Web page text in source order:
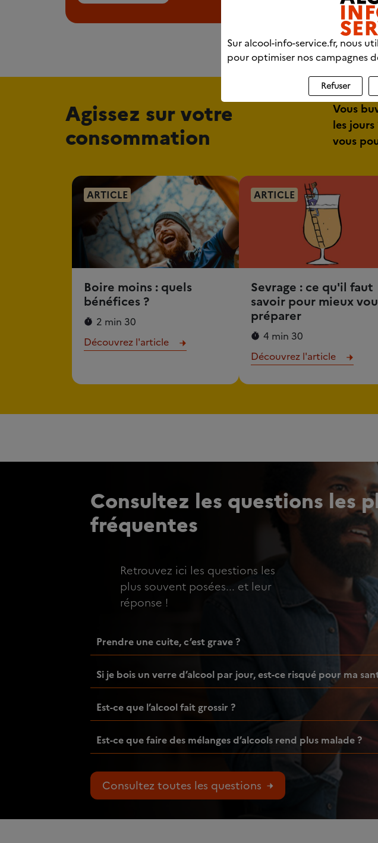
Agissez sur votre
consommation
Vous
les
vous
ARTICLE
Boire moins : quels
bénéfices ?
2 min 30
Découvrez l'article
ARTICLE
Sevrage : ce qu'il faut
savoir pour mieux
préparer
4 min 30
Découvrez l'article
Consultez les questions les
fréquentes
Retrouvez ici les questions les
plus souvent posées... et leur
réponse !
Prendre une cuite, c’est grave ?
Si je bois un verre d’alcool par jour, est-ce risqué pour ma
Est-ce que l’alcool fait grossir ?
Est-ce que faire des mélanges d’alcools rend plus malade ?
Consultez toutes les questions
Sur alcool-info-service.fr, nous
pour optimiser nos campagnes
Refuser